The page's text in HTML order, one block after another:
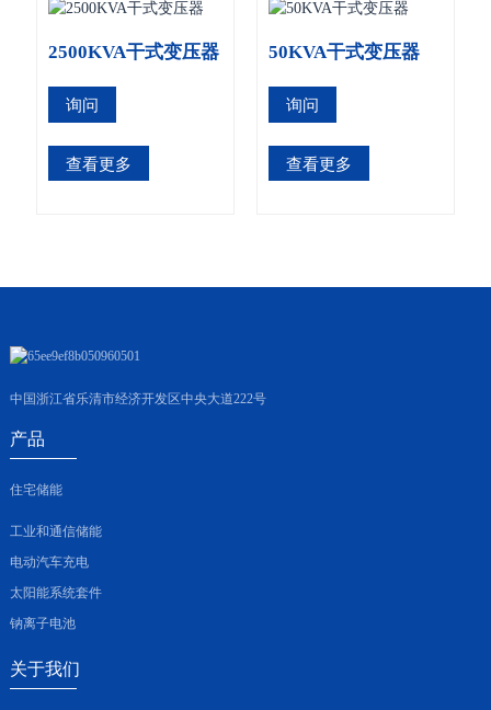
2500KVA干式变压器
询问
查看更多
50KVA干式变压器
询问
查看更多
中国浙江省乐清市经济开发区中央大道222号
产品
住宅储能
工业和通信储能
电动汽车充电
太阳能系统套件
钠离子电池
关于我们